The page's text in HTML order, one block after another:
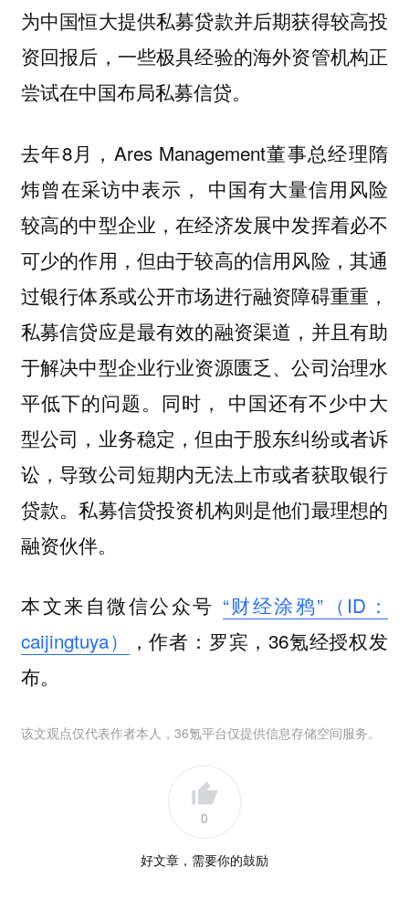
为中国恒大提供私募贷款并后期获得较高投
资回报后，一些极具经验的海外资管机构正
尝试在中国布局私募信贷。
去年8月，Ares Management董事总经理隋
炜曾在采访中表示， 中国有大量信用风险
较高的中型企业，在经济发展中发挥着必不
可少的作用，但由于较高的信用风险，其通
过银行体系或公开市场进行融资障碍重重，
私募信贷应是最有效的融资渠道，并且有助
于解决中型企业行业资源匮乏、公司治理水
平低下的问题。同时， 中国还有不少中大
型公司，业务稳定，但由于股东纠纷或者诉
讼，导致公司短期内无法上市或者获取银行
贷款。私募信贷投资机构则是他们最理想的
融资伙伴。
本文来自微信公众号 “财经涂鸦”（ID：
caijingtuya）
，作者：罗宾，36氪经授权发
布。
该文观点仅代表作者本人，36氪平台仅提供信息存储空间服务。
0
好文章，需要你的鼓励